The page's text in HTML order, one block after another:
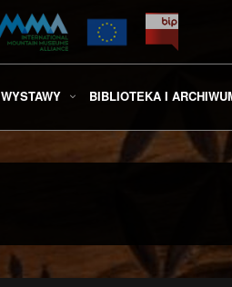
WYSTAWY BIBLIOTEKA I